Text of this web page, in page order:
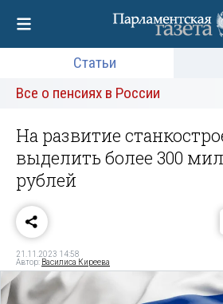
Статьи
Все о пенсиях в России
На развитие
выделить более 300
рублей
21.11.2023 14:58
Автор: Василиса Киреева